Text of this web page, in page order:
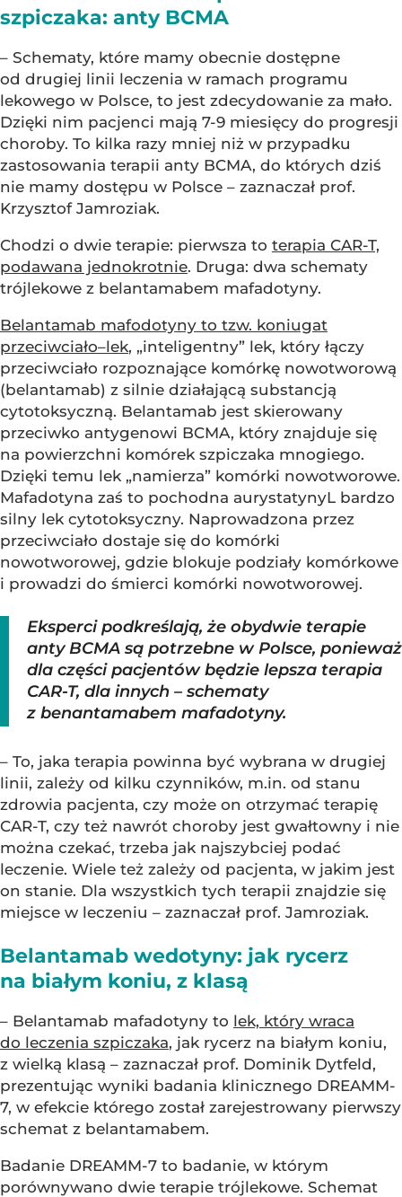
szpiczaka: anty BCMA
– Schematy, które mamy obecnie dostępne
od drugiej linii leczenia w ramach programu
lekowego w Polsce, to jest zdecydowanie za mało.
Dzięki nim pacjenci mają 7-9 miesięcy do progresji
choroby. To kilka razy mniej niż w przypadku
zastosowania terapii anty BCMA, do których dziś
nie mamy dostępu w Polsce – zaznaczał prof.
Krzysztof Jamroziak.
Chodzi o dwie terapie: pierwsza to terapia CAR-T,
podawana jednokrotnie. Druga: dwa schematy
trójlekowe z belantamabem mafadotyny.
Belantamab mafodotyny to tzw. koniugat
przeciwciało–lek, „inteligentny” lek, który łączy
przeciwciało rozpoznające komórkę nowotworową
(belantamab) z silnie działającą substancją
cytotoksyczną. Belantamab jest skierowany
przeciwko antygenowi BCMA, który znajduje się
na powierzchni komórek szpiczaka mnogiego.
Dzięki temu lek „namierza” komórki nowotworowe.
Mafadotyna zaś to pochodna aurystatynyL bardzo
silny lek cytotoksyczny. Naprowadzona przez
przeciwciało dostaje się do komórki
nowotworowej, gdzie blokuje podziały komórkowe
i prowadzi do śmierci komórki nowotworowej.
Eksperci podkreślają, że obydwie terapie
anty BCMA są potrzebne w Polsce, ponieważ
dla części pacjentów będzie lepsza terapia
CAR-T, dla innych – schematy
z benantamabem mafadotyny.
– To, jaka terapia powinna być wybrana w drugiej
linii, zależy od kilku czynników, m.in. od stanu
zdrowia pacjenta, czy może on otrzymać terapię
CAR-T, czy też nawrót choroby jest gwałtowny i nie
można czekać, trzeba jak najszybciej podać
leczenie. Wiele też zależy od pacjenta, w jakim jest
on stanie. Dla wszystkich tych terapii znajdzie się
miejsce w leczeniu – zaznaczał prof. Jamroziak.
Belantamab wedotyny: jak rycerz
na białym koniu, z klasą
– Belantamab mafadotyny to lek, który wraca
do leczenia szpiczaka, jak rycerz na białym koniu,
z wielką klasą – zaznaczał prof. Dominik Dytfeld,
prezentując wyniki badania klinicznego DREAMM-
7, w efekcie którego został zarejestrowany pierwszy
schemat z belantamabem.
Badanie DREAMM-7 to badanie, w którym
porównywano dwie terapie trójlekowe. Schemat